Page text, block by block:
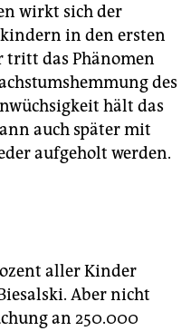
wirkt sich der
in den ersten
tritt das Phänomen
des
hält das
auch später mit
aufgeholt werden.
aller Kinder
Aber nicht
an 250.000